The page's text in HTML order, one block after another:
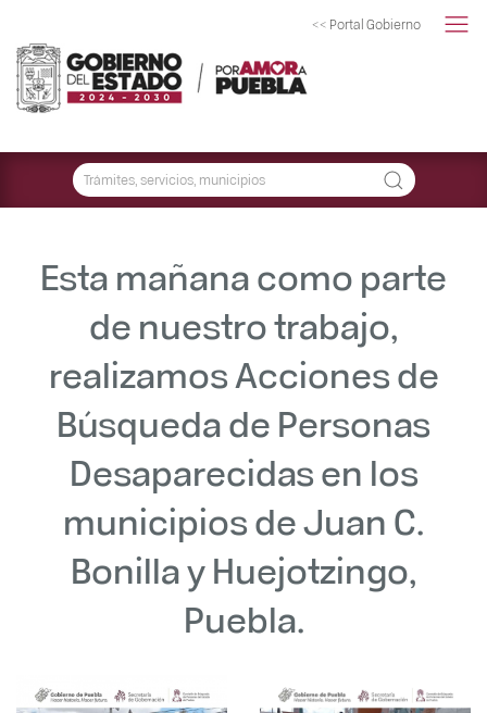
<< Portal Gobierno
Esta mañana como parte
de nuestro trabajo,
realizamos Acciones de
Búsqueda de Personas
Desaparecidas en los
municipios de Juan C.
Bonilla y Huejotzingo,
Puebla.